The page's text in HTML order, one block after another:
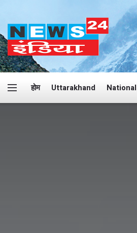
होम Uttarakhand National